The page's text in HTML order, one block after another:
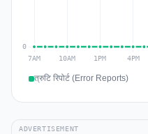
त्रुटि रिपोर्ट (Error Reports)
ADVERTISEMENT